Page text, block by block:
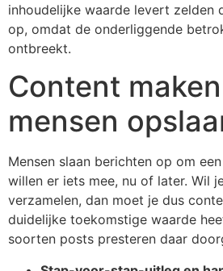
inhoudelijke waarde levert zelden
op, omdat de onderliggende
ontbreekt.
Content
mensen
Mensen slaan berichten op om
willen er iets mee, nu of later. Wil
verzamelen, dan moet je dus
duidelijke toekomstige waarde
soorten posts presteren daar